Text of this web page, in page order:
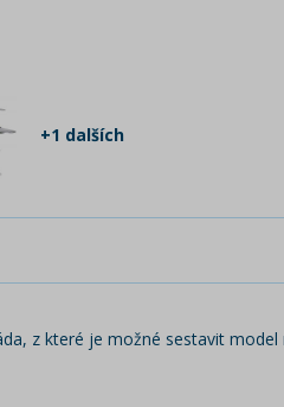
+1 dalších
z které je možné sestavit